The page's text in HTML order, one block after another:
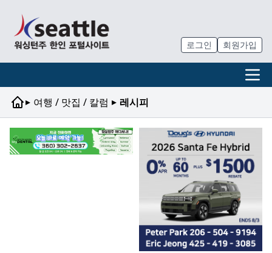
로그인 회원가입
▸ 여행 / 맛집 / 칼럼 ▸ 레시피